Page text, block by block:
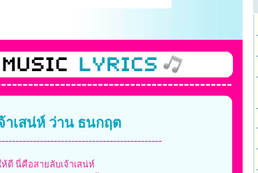
าเสน่ห์ ว่าน ธนกฤต
ห้ดี นี่คือสายลับเจ้าเสน่ห์